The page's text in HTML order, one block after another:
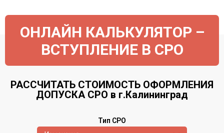
ОНЛАЙН КАЛЬКУЛЯТОР –
ВСТУПЛЕНИЕ В СРО
РАССЧИТАТЬ СТОИМОСТЬ ОФОРМЛЕНИЯ
ДОПУСКА СРО в г.Калининград
Тип СРО